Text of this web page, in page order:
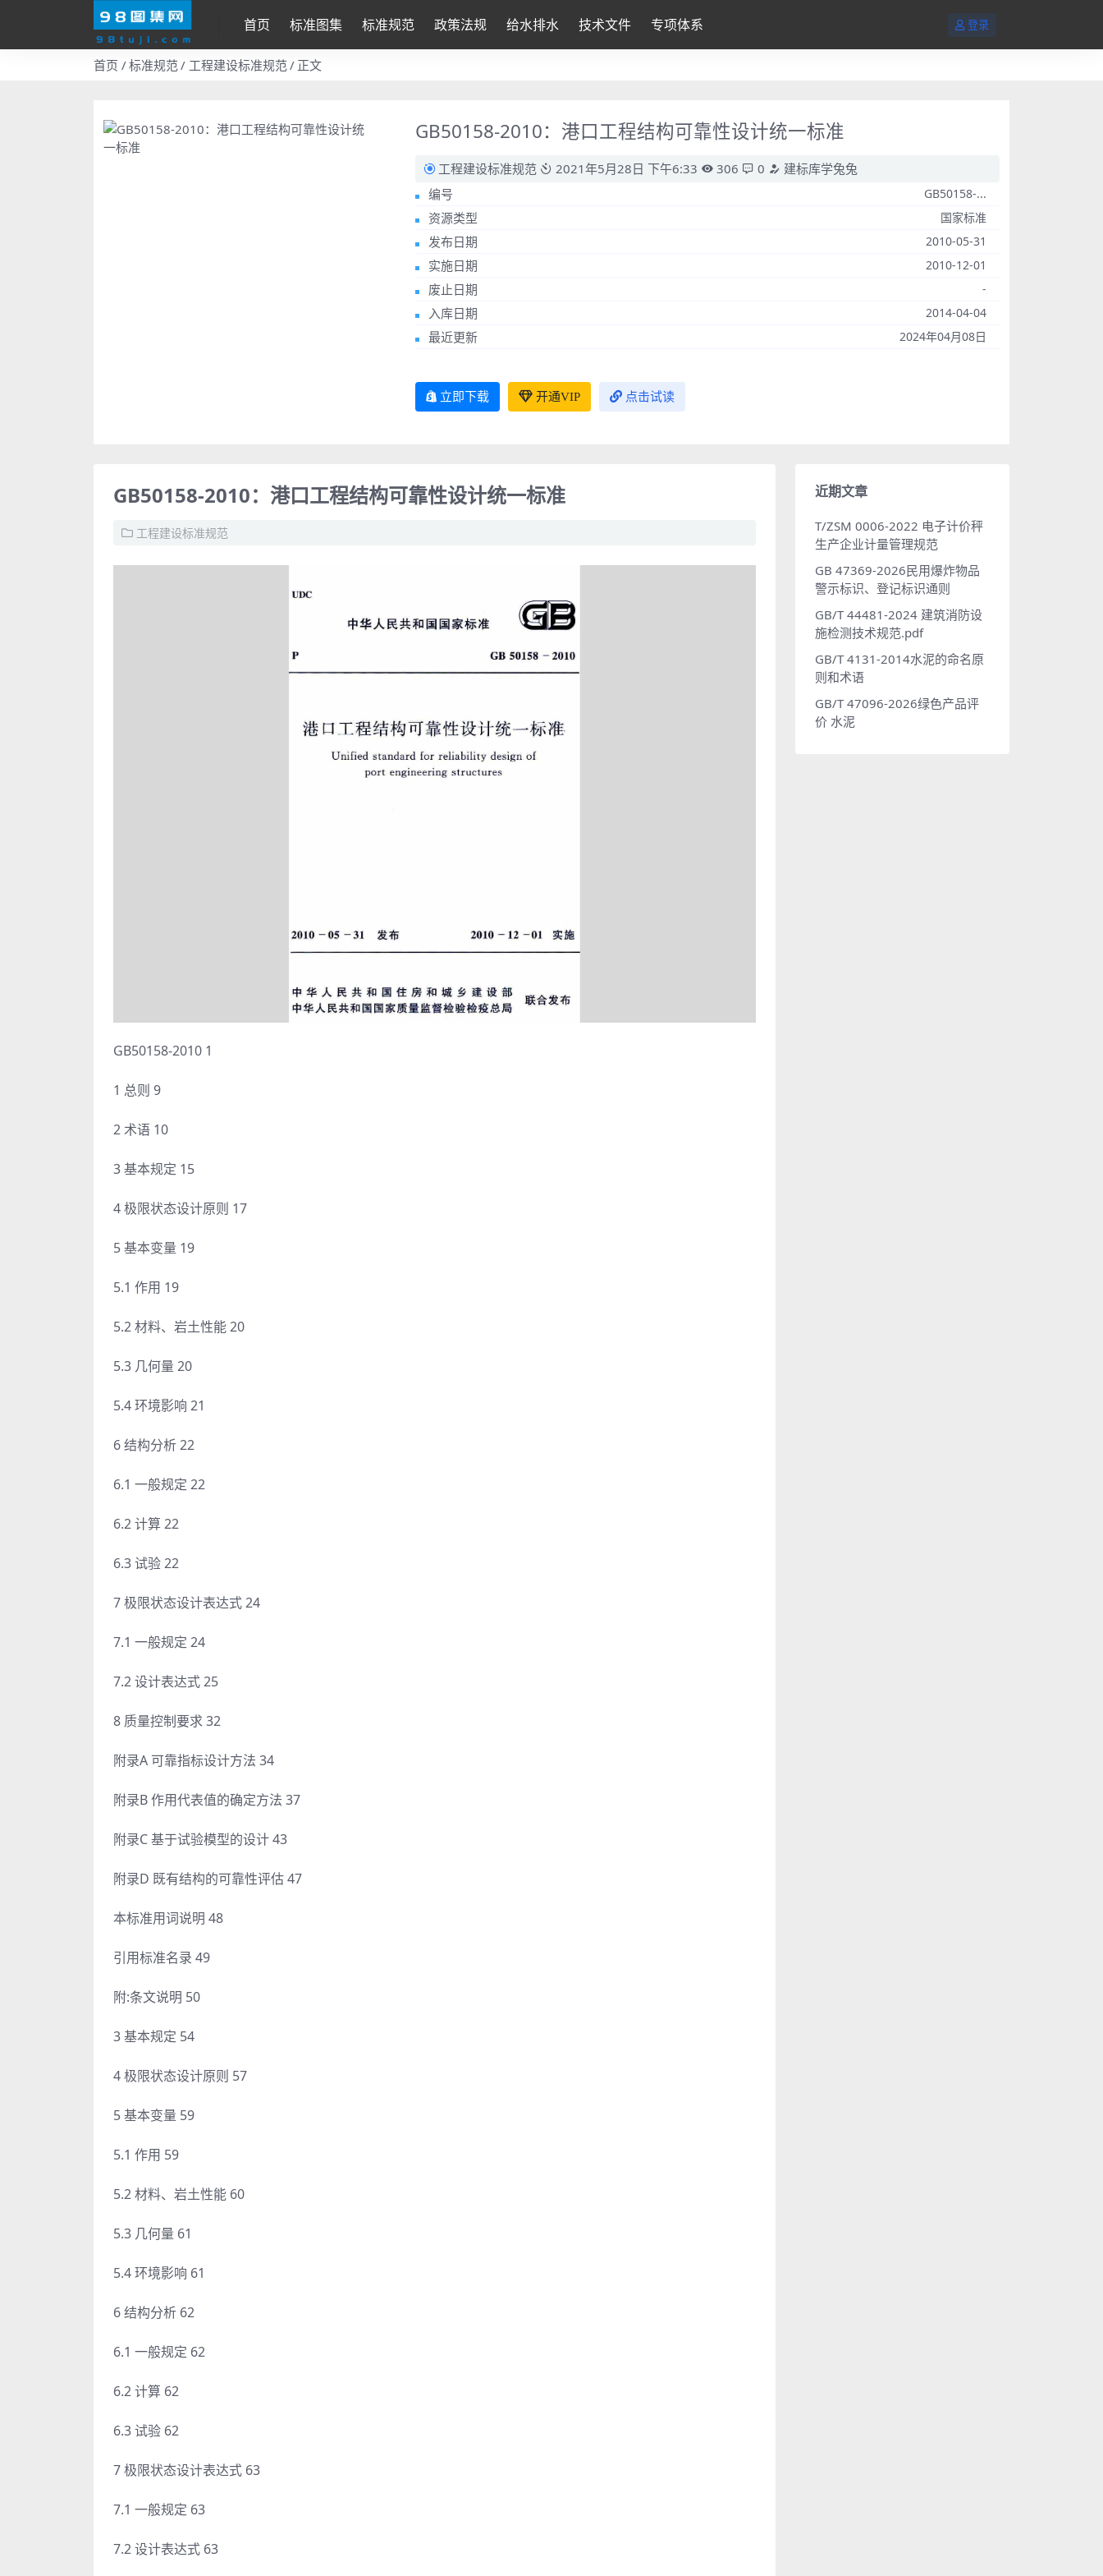
首页 标准图集 标准规范 政策法规 给水排水 技术文件 专项体系 登录
首页 标准规范 工程建设标准规范 正文
GB50158-2010：港口工程结构可靠性设计统一标准
工程建设标准规范 2021年5月28日 下午6:33 306 0
建标库学兔兔
编号
GB50158-...
资源类型 国家标准
发布日期 2010-05-31
实施日期 2010-12-01
废止日期 -
入库日期 2014-04-04
最近更新 2024年04月08日
立即下载 开通VIP 点击试读
GB50158-2010：港口工程结构可靠性设计统一标准
工程建设标准规范
GB50158-2010 1
1 总则 9
2 术语 10
3 基本规定 15
4 极限状态设计原则 17
5 基本变量 19
5.1 作用 19
5.2 材料、岩土性能 20
5.3 几何量 20
5.4 环境影响 21
6 结构分析 22
6.1 一般规定 22
6.2 计算 22
6.3 试验 22
7 极限状态设计表达式 24
7.1 一般规定 24
7.2 设计表达式 25
8 质量控制要求 32
附录A 可靠指标设计方法 34
附录B 作用代表值的确定方法 37
附录C 基于试验模型的设计 43
附录D 既有结构的可靠性评估 47
本标准用词说明 48
引用标准名录 49
附:条文说明 50
3 基本规定 54
4 极限状态设计原则 57
5 基本变量 59
5.1 作用 59
5.2 材料、岩土性能 60
5.3 几何量 61
5.4 环境影响 61
6 结构分析 62
6.1 一般规定 62
6.2 计算 62
6.3 试验 62
7 极限状态设计表达式 63
7.1 一般规定 63
7.2 设计表达式 63
近期文章
T/ZSM 0006-2022 电子计价秤
生产企业计量管理规范
GB 47369-2026民用爆炸物品
警示标识、登记标识通则
GB/T 44481-2024 建筑消防设
施检测技术规范.pdf
GB/T 4131-2014水泥的命名原
则和术语
GB/T 47096-2026绿色产品评
价 水泥